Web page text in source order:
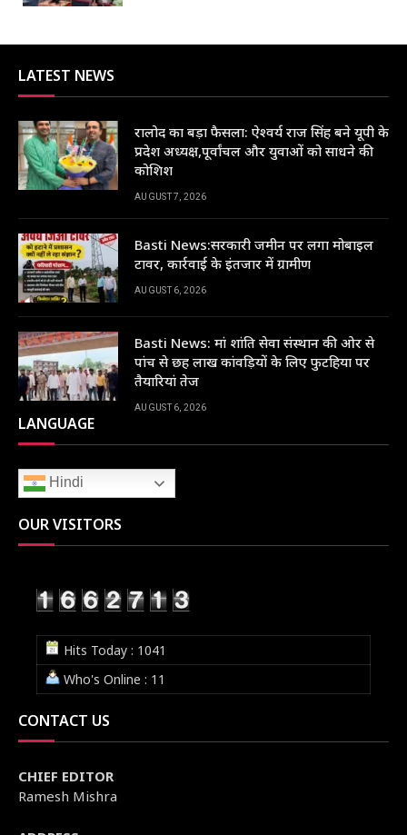
LATEST NEWS
रालोद का बड़ा फैसला: ऐश्वर्य राज सिंह बने यूपी के
प्रदेश अध्यक्ष,पूर्वांचल और युवाओं को साधने की
कोशिश
AUGUST 7, 2026
Basti News:सरकारी जमीन पर लगा मोबाइल
टावर, कार्रवाई के इंतजार में ग्रामीण
AUGUST 6, 2026
Basti News: मां शांति सेवा संस्थान की ओर से
पांच से छह लाख कांवड़ियों के लिए फुटहिया पर
तैयारियां तेज
AUGUST 6, 2026
LANGUAGE
Hindi
OUR VISITORS
Hits Today : 1041
Who's Online : 11
CONTACT US
CHIEF EDITOR
Ramesh Mishra